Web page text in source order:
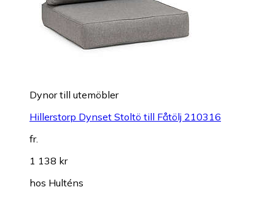
Dynor till utemöbler
Hillerstorp Dynset Stoltö till Fåtölj 210316
fr.
1 138 kr
hos Hulténs